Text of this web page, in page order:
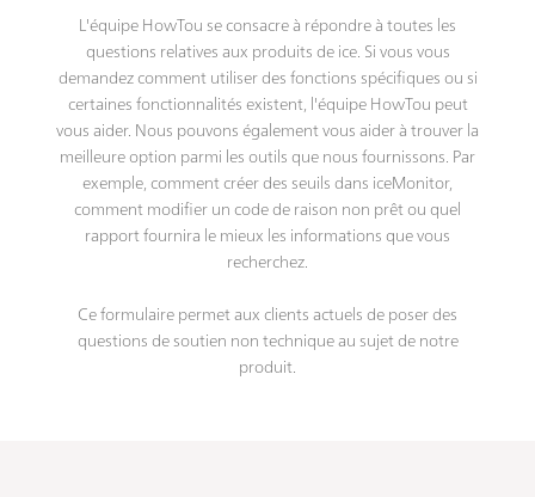
L'équipe HowTou se consacre à répondre à toutes les
questions relatives aux produits de ice. Si vous vous
demandez comment utiliser des fonctions spécifiques ou si
certaines fonctionnalités existent, l'équipe HowTou peut
vous aider. Nous pouvons également vous aider à trouver la
meilleure option parmi les outils que nous fournissons. Par
exemple, comment créer des seuils dans iceMonitor,
comment modifier un code de raison non prêt ou quel
rapport fournira le mieux les informations que vous
recherchez.
Ce formulaire permet aux clients actuels de poser des
questions de soutien non technique au sujet de notre
produit.